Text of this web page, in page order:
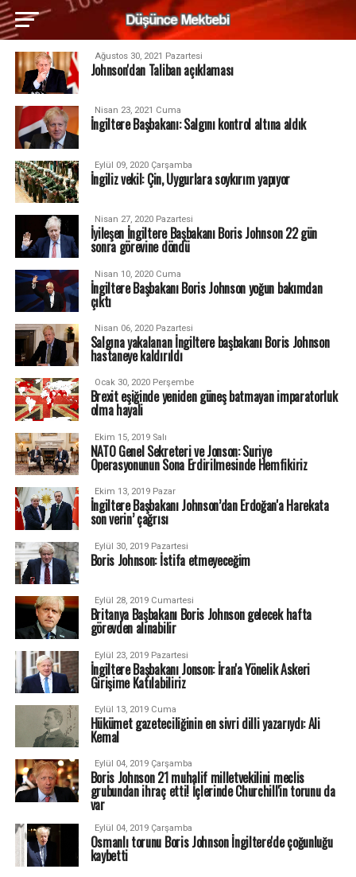
Ağustos 30, 2021 Pazartesi
Johnson'dan Taliban açıklaması
Nisan 23, 2021 Cuma
İngiltere Başbakanı: Salgını kontrol altına aldık
Eylül 09, 2020 Çarşamba
İngiliz vekil: Çin, Uygurlara soykırım yapıyor
Nisan 27, 2020 Pazartesi
İyileşen İngiltere Başbakanı Boris Johnson 22 gün
sonra görevine döndü
Nisan 10, 2020 Cuma
İngiltere Başbakanı Boris Johnson yoğun bakımdan
çıktı
Nisan 06, 2020 Pazartesi
Salgına yakalanan İngiltere başbakanı Boris Johnson
hastaneye kaldırıldı
Ocak 30, 2020 Perşembe
Brexit eşiğinde yeniden güneş batmayan imparatorluk
olma hayali
Ekim 15, 2019 Salı
NATO Genel Sekreteri ve Jonson: Suriye
Operasyonunun Sona Erdirilmesinde Hemfikiriz
Ekim 13, 2019 Pazar
İngiltere Başbakanı Johnson’dan Erdoğan'a Harekata
son verin’ çağrısı
Eylül 30, 2019 Pazartesi
Boris Johnson: İstifa etmeyeceğim
Eylül 28, 2019 Cumartesi
Britanya Başbakanı Boris Johnson gelecek hafta
görevden alınabilir
Eylül 23, 2019 Pazartesi
İngiltere Başbakanı Jonson: İran'a Yönelik Askeri
Girişime Katılabiliriz
Eylül 13, 2019 Cuma
Hükümet gazeteciliğinin en sivri dilli yazarıydı: Ali
Kemal
Eylül 04, 2019 Çarşamba
Boris Johnson 21 muhalif milletvekilini meclis
grubundan ihraç etti! İçlerinde Churchill'in torunu da
var
Eylül 04, 2019 Çarşamba
Osmanlı torunu Boris Johnson İngiltere'de çoğunluğu
kaybetti